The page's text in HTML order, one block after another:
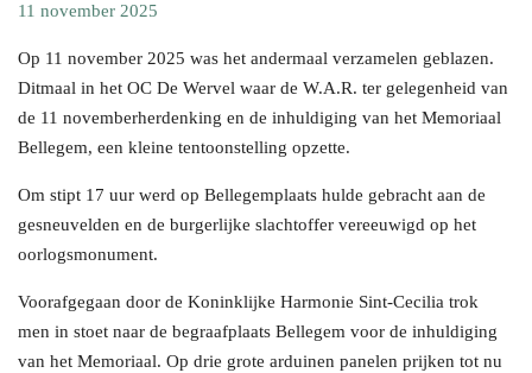
11 november 2025
Op 11 november 2025 was het andermaal verzamelen geblazen.
Ditmaal in het OC De Wervel waar de W.A.R. ter gelegenheid van
de 11 novemberherdenking en de inhuldiging van het Memoriaal
Bellegem, een kleine tentoonstelling opzette.
Om stipt 17 uur werd op Bellegemplaats hulde gebracht aan de
gesneuvelden en de burgerlijke slachtoffer vereeuwigd op het
oorlogsmonument.
Voorafgegaan door de Koninklijke Harmonie Sint-Cecilia trok
men in stoet naar de begraafplaats Bellegem voor de inhuldiging
van het Memoriaal. Op drie grote arduinen panelen prijken tot nu